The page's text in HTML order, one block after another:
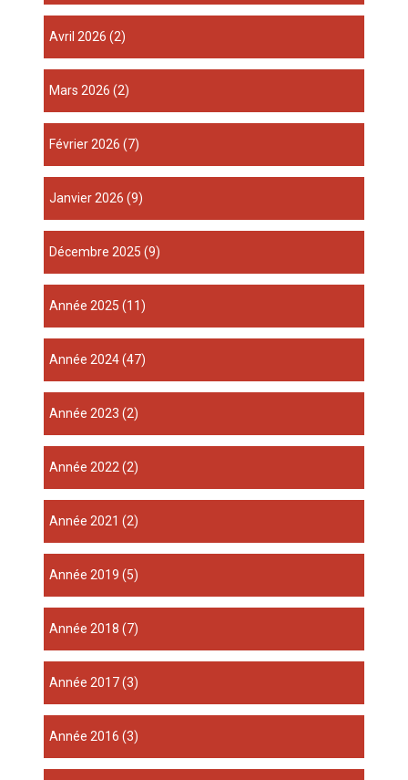
avril 2026 (2)
mars 2026 (2)
février 2026 (7)
janvier 2026 (9)
décembre 2025 (9)
année 2025 (11)
année 2024(47)
année 2023 (2)
année 2022(2)
année 2021 (2)
année 2019 (5)
année 2018 (7)
année 2017(3)
année 2016 (3)